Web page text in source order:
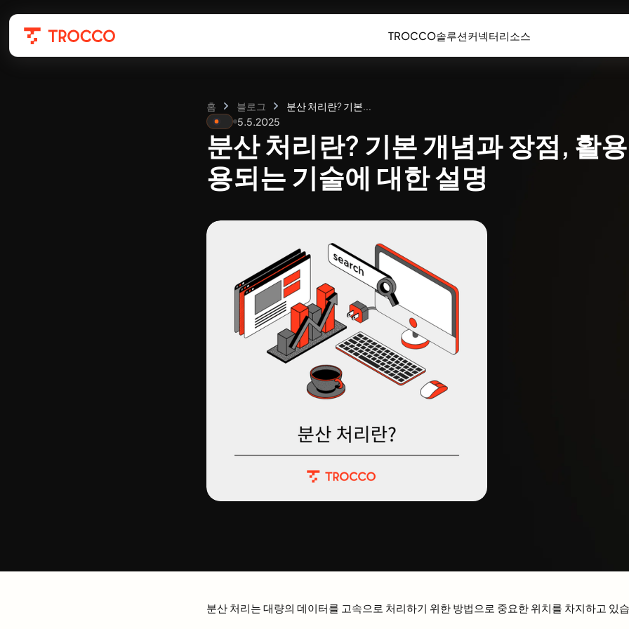
TROCCO솔루션커넥터리소스
홈 블로그
분산 처리란? 기본...
5.5.2025
분산 처리란? 기본 개념과 장점, 활
용되는 기술에 대한 설명
분산 처리는 대량의 데이터를 고속으로 처리하기 위한 방법으로 중요한 위치를 차지하고 있